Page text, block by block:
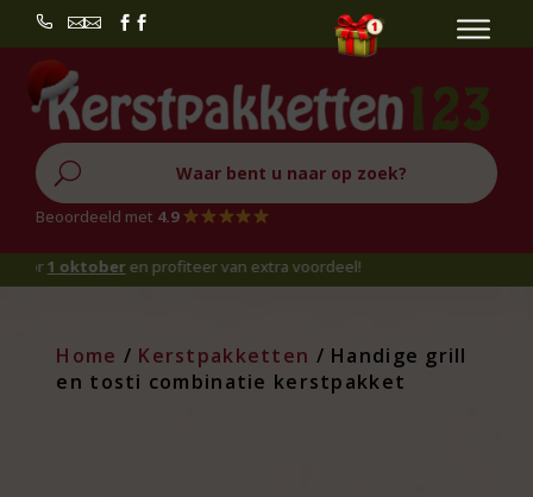
 
U
Beoordeeld met 4.9
oktoberen profiteer van extra voordeel!
Home / Kerstpakketten / Handige grill
en tosti combinatie kerstpakket